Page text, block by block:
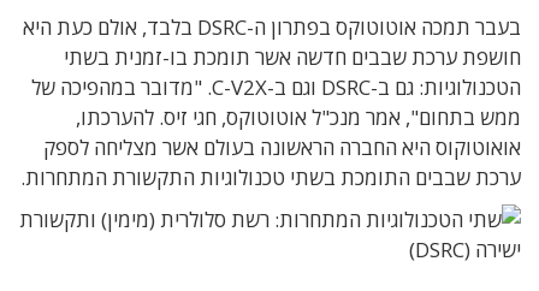
בעבר תמכה אוטוטוקס בפתרון ה-DSRC בלבד, אולם כעת היא
חושפת ערכת שבבים חדשה אשר תומכת בו-זמנית בשתי
הטכנולוגיות: גם ב-DSRC וגם ב-C-V2X. "מדובר במהפיכה של
ממש בתחום", אמר מנכ"ל אוטוטוקס, חגי זיס. להערכתו,
אואוטוקוס היא החברה הראשונה בעולם אשר מצליחה לספק
ערכת שבבים התומכת בשתי טכנולוגיות התקשורת המתחרות.